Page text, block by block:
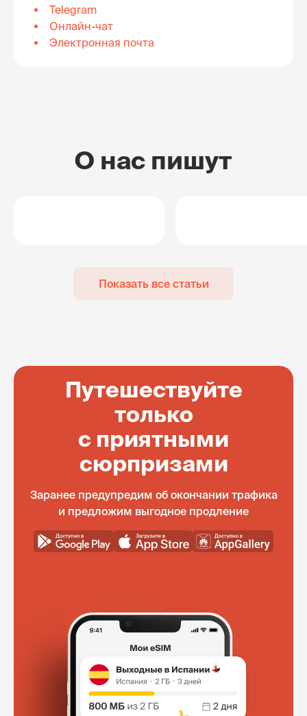
Telegram
Онлайн-чат
Электронная почта
О нас пишут
Показать все статьи
Путешествуйте
только
с приятными
сюрпризами
Заранее предупредим об окончании трафика
и предложим выгодное продление